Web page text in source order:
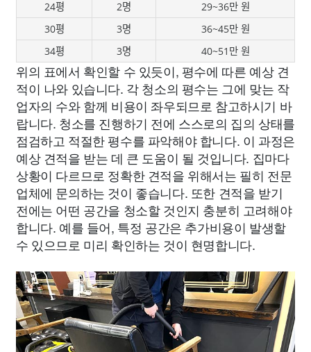
24평 2명
29~36만 원
30평
3명
36~45만 원
34평
3명 40~51만 원
위의 표에서 확인할 수 있듯이, 평수에 따른 예상 견
적이 나와 있습니다. 각 청소의 평수는 그에 맞는 작
업자의 수와 함께 비용이 좌우되므로 참고하시기 바
랍니다. 청소를 진행하기 전에 스스로의 집의 상태를
점검하고 적절한 평수를 파악해야 합니다. 이 과정은
예상 견적을 받는 데 큰 도움이 될 것입니다. 집마다
상황이 다르므로 정확한 견적을 위해서는 필히 전문
업체에 문의하는 것이 좋습니다. 또한 견적을 받기
전에는 어떤 공간을 청소할 것인지 충분히 고려해야
합니다. 예를 들어, 특정 공간은 추가비용이 발생할
수 있으므로 미리 확인하는 것이 현명합니다.